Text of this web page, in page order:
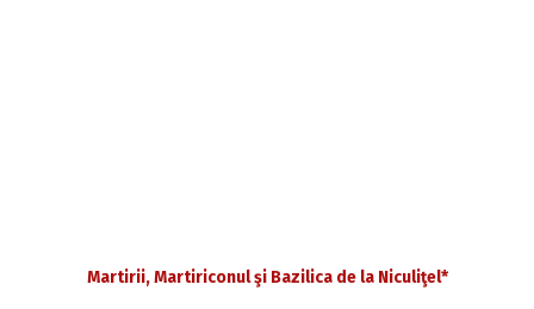
Martirii, Martiriconul şi Bazilica de la Niculiţel*